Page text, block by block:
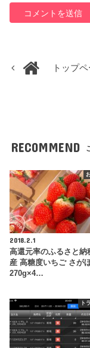
トップ
RECOMMEND
2018.2.1
高還元率のふるさと納
産 高糖度いちご さが
270g×4…
ト